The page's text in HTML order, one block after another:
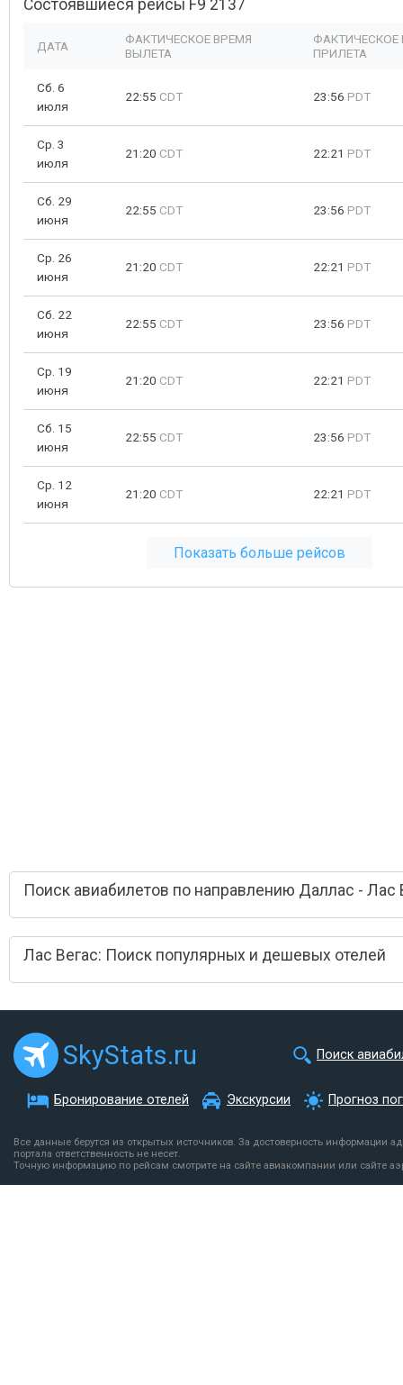
Состоявшиеся рейсы F9 2137
ДАТА
ФАКТИЧЕСКОЕ ВРЕМЯ
ВЫЛЕТА
ФАКТИЧЕСКОЕ
ПРИЛЕТА
Сб. 6
июля
22:55 CDT 23:56 PDT
Ср. 3
июля
21:20 CDT 22:21 PDT
Сб. 29
июня
22:55 CDT 23:56 PDT
Ср. 26
июня
21:20 CDT 22:21 PDT
Сб. 22
июня
22:55 CDT 23:56 PDT
Ср. 19
июня
21:20 CDT 22:21 PDT
Сб. 15
июня
22:55 CDT 23:56 PDT
Ср. 12
июня
21:20 CDT 22:21 PDT
Показать больше рейсов
Поиск авиабилетов по направлению Даллас - Лас
Лас Вегас: Поиск популярных и дешевых отелей
SkyStats.ru Поиск
Бронирование отелей Экскурсии Прогноз
Все данные берутся из открытых источников. За достоверность информации
портала ответственность не несет.
Точную информацию по рейсам смотрите на сайте авиакомпании или сайте